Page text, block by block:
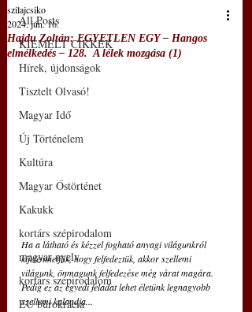
All Posts
KIEMELT CIKKEK
Hírek, újdonságok
Tisztelt Olvasó!
Magyar Idő
Új Történelem
Kultúra
Magyar Őstörténet
Kakukk
kortárs szépirodalom
magyar nyelv
kortárs szépirodalom
EU bürokrácia
Hajdu Zoltán: EGYETLEN EGY – Hangos
elmélkedés – 128. A lélek mozgása (1)
szilajcsiko
2024. jún. 16.
Ha a látható és kézzel fogható anyagi világunkról
kijelenthetjük, hogy felfedeztük, akkor szellemi
világunk, önmagunk felfedezése még várat magára.
Pedig ez az egyedi feladat lehet életünk legnagyobb
szellemi kalandja...